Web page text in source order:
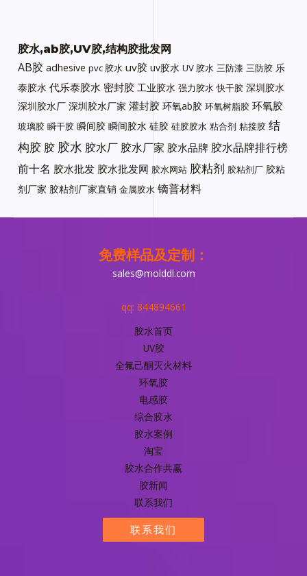
胶水,ab胶,UV胶,结构胶批发网
AB胶 adhesive pvc 胶水 uv胶 uv胶水 UV 胶水 三防漆 三防胶 乐
泰胶水 代乐泰胶水 密封胶 工业胶水 强力胶水 快干胶 深圳胶水
深圳胶水厂 深圳胶水厂家 灌封胶 环氧ab胶 环氧树脂胶 环氧胶
玻璃胶 瞬干胶 瞬间胶 瞬间胶水 硅胶 硅胶胶水 粘合剂 粘接胶 结
构胶胶 胶水 胶水厂胶水厂家 胶水品牌 胶水品牌排行榜
前十名 胶水批发 胶水批发网 胶水网站 胶粘剂 胶粘剂厂 胶粘
剂厂家 胶粘剂厂家直销 金属胶水 镝普材料
免费样品及定制：
sales@molddl.com
qq: 844894661
胶水首页
UV胶
全氟己酮灭火材料
环氧胶
电感胶
综合胶水
胶水案例
淘宝
胶水合作共赢
胶新闻
联系我们
联系我们